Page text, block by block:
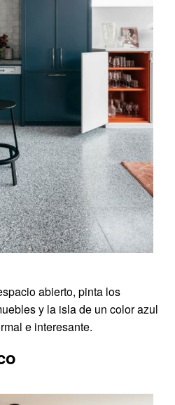
abierto, pinta los
y la isla de un color azul
e interesante.